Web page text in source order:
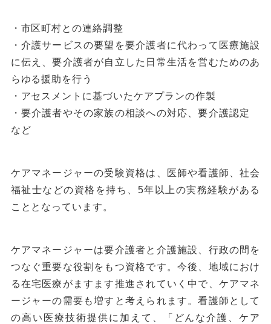
・市区町村との連絡調整
・介護サービスの要望を要介護者に代わって医療施設
に伝え、要介護者が自立した日常生活を営むためのあ
らゆる援助を行う
・アセスメントに基づいたケアプランの作製
・要介護者やその家族の相談への対応、要介護認定
など
ケアマネージャーの受験資格は、医師や看護師、社会
福祉士などの資格を持ち、5年以上の実務経験がある
こととなっています。
ケアマネージャーは要介護者と介護施設、行政の間を
つなぐ重要な役割をもつ資格です。今後、地域におけ
る在宅医療がますます推進されていく中で、ケアマネ
ージャーの需要も増すと考えられます。看護師として
の高い医療技術提供に加えて、「どんな介護、ケア